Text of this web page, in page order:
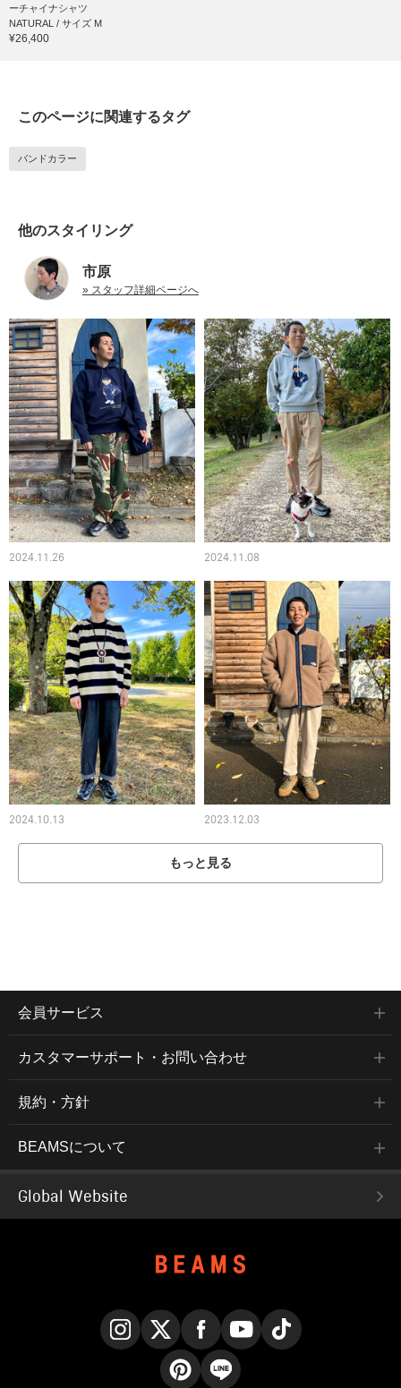
ーチャイナシャツ
NATURAL / サイズ M
¥26,400
このページに関連するタグ
バンドカラー
他のスタイリング
市原
» スタッフ詳細ページへ
2024.11.26 2024.11.08
2024.10.13 2023.12.03
もっと見る
会員サービス
カスタマーサポート・お問い合わせ
規約・方針
BEAMSについて
Global Website